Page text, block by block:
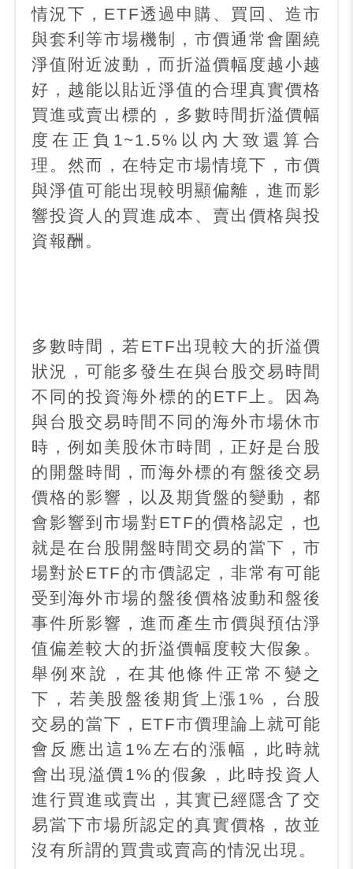
情況下， ETF透過申購、買回、造市
與套利等市場機制，市價通常會圍繞
淨值附近波動，而折溢價幅度越小越
好，越能以貼近淨值的合理真實價格
買進或賣出標的，多數時間折溢價幅
度在正負 1~1.5% 以內大致還算合
理。然而，在特定市場情境下，市價
與淨值可能出現較明顯偏離，進而影
響投資人的買進成本、賣出價格與投
資報酬。
多數時間，若 ETF出現較大的折溢價
狀況，可能多發生在與台股交易時間
不同的投資海外標的的ETF上。因為
與台股交易時間不同的海外市場休市
時，例如美股休市時間，正好是台股
的開盤時間，而海外標的有盤後交易
價格的影響，以及期貨盤的變動，都
會影響到市場對ETF的價格認定，也
就是在台股開盤時間交易的當下，市
場對於ETF 的市價認定，非常有可能
受到海外市場的盤後價格波動和盤後
事件所影響，進而產生市價與預估淨
值偏差較大的折溢價幅度較大假象。
舉例來說，在其他條件正常不變之
下，若美股盤後期貨上漲 1% ，台股
交易的當下， ETF市價理論上就可能
會反應出這 1%左右的漲幅，此時就
會出現溢價 1% 的假象，此時投資人
進行買進或賣出，其實已經隱含了交
易當下市場所認定的真實價格，故並
沒有所謂的買貴或賣高的情況出現。